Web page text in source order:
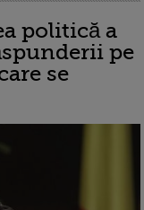
politică a
pe
se